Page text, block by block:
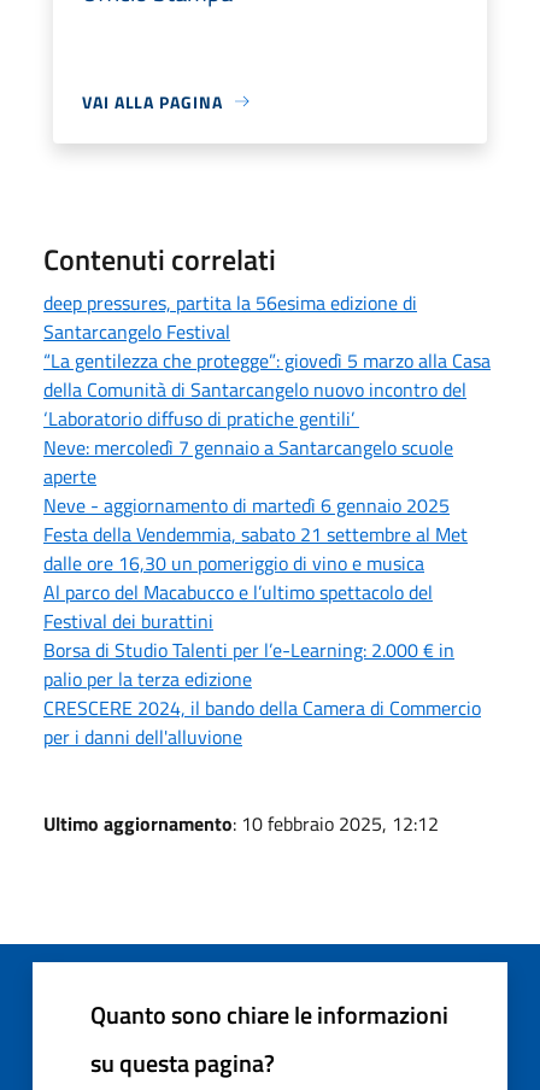
VAI ALLA PAGINA
Contenuti correlati
deep pressures, partita la 56esima edizione di
Santarcangelo Festival
“La gentilezza che protegge”: giovedì 5 marzo alla Casa
della Comunità di Santarcangelo nuovo incontro del
‘Laboratorio diffuso di pratiche gentili’
Neve: mercoledì 7 gennaio a Santarcangelo scuole
aperte
Neve - aggiornamento di martedì 6 gennaio 2025
Festa della Vendemmia, sabato 21 settembre al Met
dalle ore 16,30 un pomeriggio di vino e musica
Al parco del Macabucco e l’ultimo spettacolo del
Festival dei burattini
Borsa di Studio Talenti per l’e-Learning: 2.000 € in
palio per la terza edizione
CRESCERE 2024, il bando della Camera di Commercio
per i danni dell'alluvione
Ultimo aggiornamento: 10 febbraio 2025, 12:12
Quanto sono chiare le informazioni
su questa pagina?